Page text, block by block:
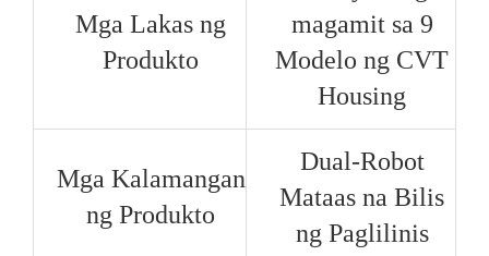
Mga Lakas ng
Produkto
magamit sa 9
Modelo ng CVT
Housing
Mga Kalamangan
ng Produkto
Dual-Robot
Mataas na Bilis
ng Paglilinis